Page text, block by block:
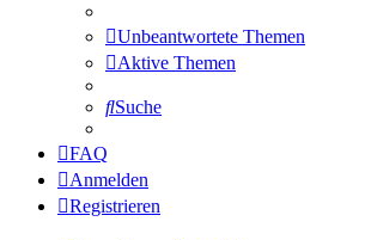
Unbeantwortete Themen
Aktive Themen
Suche
FAQ
Anmelden
Registrieren